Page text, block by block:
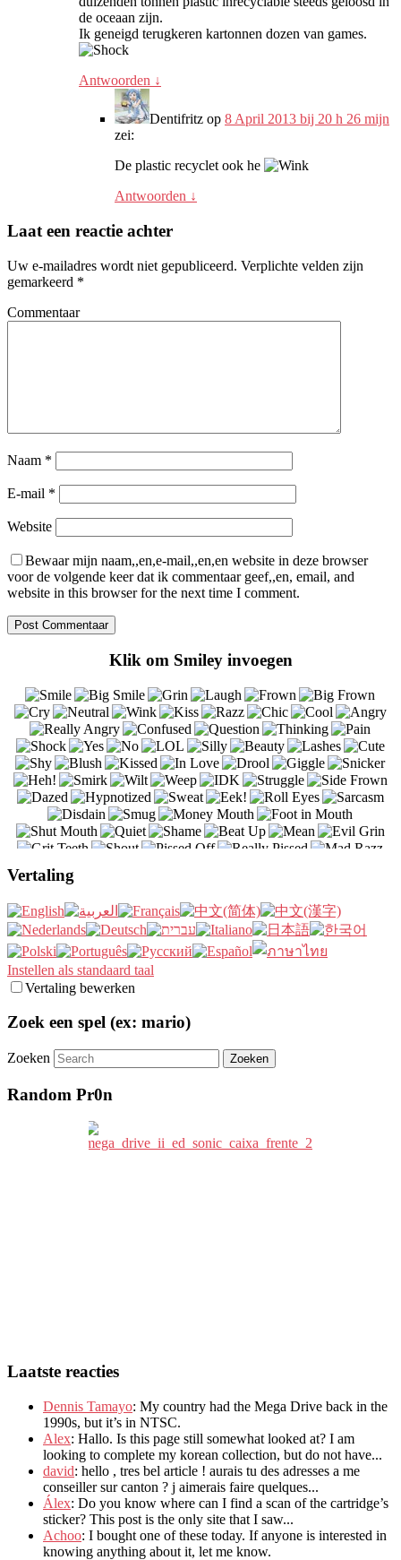
de oceaan zijn.
Ik geneigd terugkeren kartonnen dozen van games.
Antwoorden ↓
Dentifritz op 8 April 2013 bij 20 h 26 mijn
zei:
De plastic recyclet ook he
Antwoorden ↓
Laat een reactie achter
Uw e-mailadres wordt niet gepubliceerd. Verplichte velden zijn
gemarkeerd *
Commentaar
Naam *
E-mail *
Website
Bewaar mijn naam,,en,e-mail,,en,en website in deze browser
voor de volgende keer dat ik commentaar geef,,en, email, and
website in this browser for the next time I comment.
Klik om Smiley invoegen
Vertaling
Instellen als standaard taal
Vertaling bewerken
Zoek een spel (ex: mario)
Zoeken
Random Pr0n
Laatste reacties
Dennis Tamayo: My country had the Mega Drive back in the
1990s, but it’s in NTSC.
Alex: Hallo. Is this page still somewhat looked at? I am
looking to complete my korean collection, but do not have...
david: hello , tres bel article ! aurais tu des adresses a me
conseiller sur canton ? j aimerais faire quelques...
Álex: Do you know where can I find a scan of the cartridge’s
sticker? This post is the only site that I saw...
Achoo: I bought one of these today. If anyone is interested in
knowing anything about it, let me know.